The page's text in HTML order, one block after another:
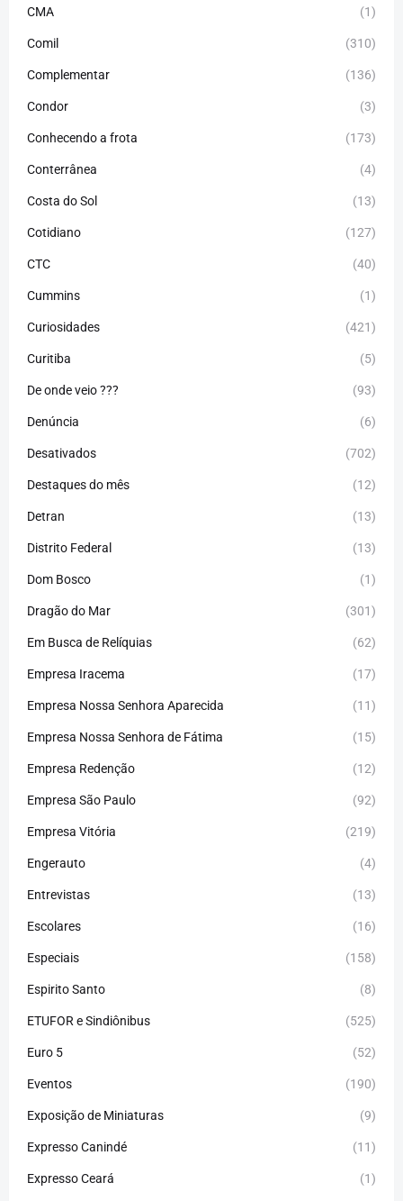
CMA (1)
Comil (310)
Complementar (136)
Condor (3)
Conhecendo a frota (173)
Conterrânea (4)
Costa do Sol (13)
Cotidiano (127)
CTC (40)
Cummins (1)
Curiosidades (421)
Curitiba (5)
De onde veio ??? (93)
Denúncia (6)
Desativados (702)
Destaques do mês (12)
Detran (13)
Distrito Federal (13)
Dom Bosco (1)
Dragão do Mar (301)
Em Busca de Relíquias (62)
Empresa Iracema (17)
Empresa Nossa Senhora Aparecida (11)
Empresa Nossa Senhora de Fátima (15)
Empresa Redenção (12)
Empresa São Paulo (92)
Empresa Vitória (219)
Engerauto (4)
Entrevistas (13)
Escolares (16)
Especiais (158)
Espirito Santo (8)
ETUFOR e Sindiônibus (525)
Euro 5 (52)
Eventos (190)
Exposição de Miniaturas (9)
Expresso Canindé (11)
Expresso Ceará (1)